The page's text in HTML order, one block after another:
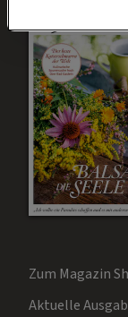
Zum Magazin
Aktuelle